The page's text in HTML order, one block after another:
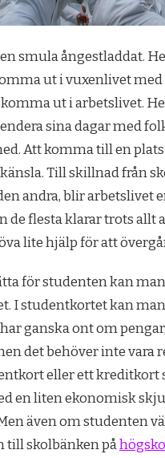
smula ångestladdat.
ut i vuxenlivet
ut i arbetslivet.
sina dagar med
Att komma till en
Till skillnad från
andra, blir arbetslivet
de flesta klarar trots allt
lite hjälp för att
för studenten kan
I studentkortet kan
ganska ont om
det behöver inte vara
eller ett kreditkort
en liten ekonomisk
även om studenten
till skolbänken på